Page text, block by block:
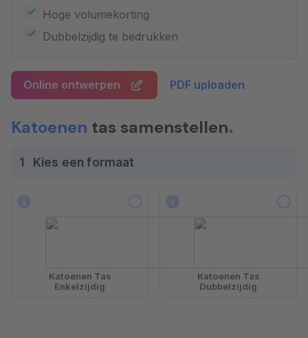
Hoge volumekorting
Dubbelzijdig te bedrukken
Online ontwerpen PDF uploaden
Katoenen tas samenstellen
1 Kies een formaat
Katoenen Tas
Enkelzijdig
Katoenen Tas
Dubbelzijdig